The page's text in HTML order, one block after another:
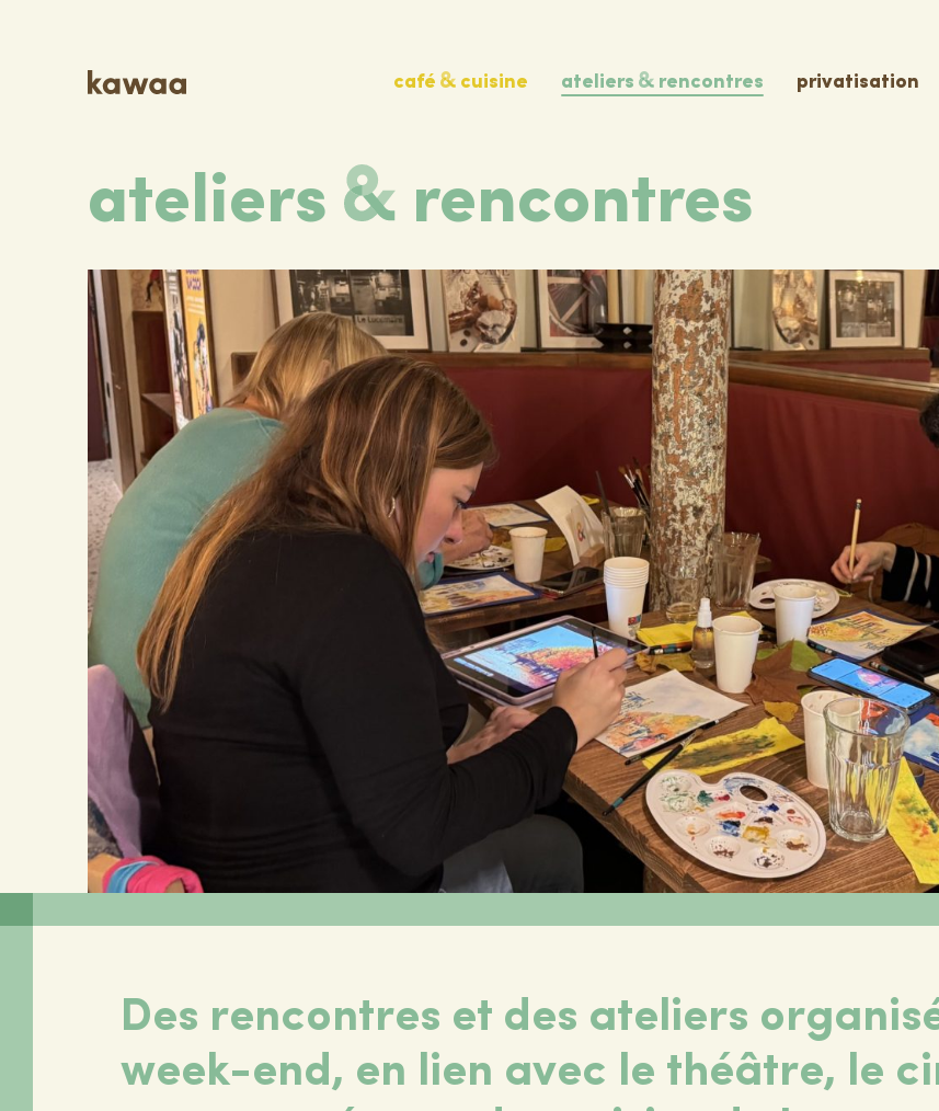
café cuisine ateliers rencontres privatisation
ateliers rencontres
Des rencontres et des ateliers
week-end, en lien avec le théâtre, le